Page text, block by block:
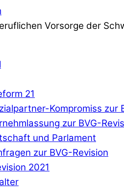
Vorsorge der
21
Kompromiss zur
zur BVG-
und Parlament
zur BVG-Revision
2021